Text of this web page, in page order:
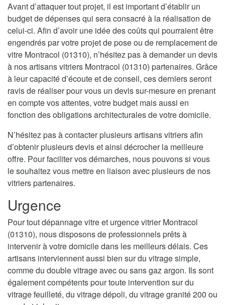
Avant d’attaquer tout projet, il est important d’établir un
budget de dépenses qui sera consacré à la réalisation de
celui-ci. Afin d’avoir une idée des coûts qui pourraient être
engendrés par votre projet de pose ou de remplacement de
vitre Montracol (01310), n’hésitez pas à demander un devis
à nos artisans vitriers Montracol (01310) partenaires. Grâce
à leur capacité d’écoute et de conseil, ces derniers seront
ravis de réaliser pour vous un devis sur-mesure en prenant
en compte vos attentes, votre budget mais aussi en
fonction des obligations architecturales de votre domicile.
N’hésitez pas à contacter plusieurs artisans vitriers afin
d’obtenir plusieurs devis et ainsi décrocher la meilleure
offre. Pour faciliter vos démarches, nous pouvons si vous
le souhaitez vous mettre en liaison avec plusieurs de nos
vitriers partenaires.
Urgence
Pour tout dépannage vitre et urgence vitrier Montracol
(01310), nous disposons de professionnels prêts à
intervenir à votre domicile dans les meilleurs délais. Ces
artisans interviennent aussi bien sur du vitrage simple,
comme du double vitrage avec ou sans gaz argon. Ils sont
également compétents pour toute intervention sur du
vitrage feuilleté, du vitrage dépoli, du vitrage granité 200 ou